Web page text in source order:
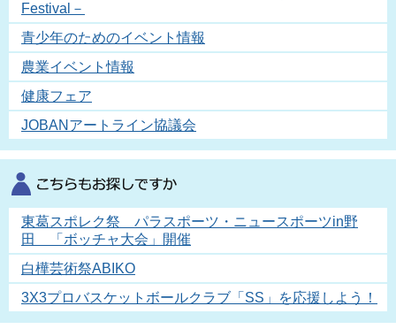
Festival－
青少年のためのイベント情報
農業イベント情報
健康フェア
JOBANアートライン協議会
東葛スポレク祭 パラスポーツ・ニュースポーツin野
田 「ボッチャ大会」開催
白樺芸術祭ABIKO
3X3プロバスケットボールクラブ「SS」を応援しよう！